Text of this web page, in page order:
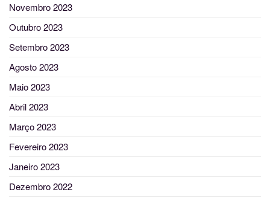
Novembro 2023
Outubro 2023
Setembro 2023
Agosto 2023
Maio 2023
Abril 2023
Março 2023
Fevereiro 2023
Janeiro 2023
Dezembro 2022